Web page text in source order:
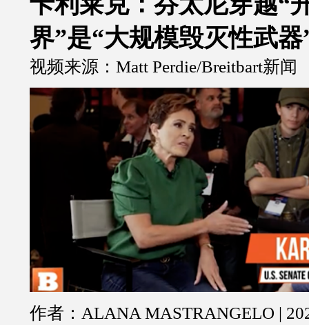
界”是“大规模毁灭性武器
视频来源：Matt Perdie/Breitbart新闻
作者：ALANA MASTRANGELO |